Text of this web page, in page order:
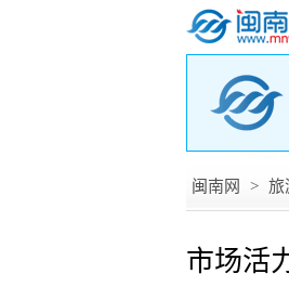
闽南网 > 旅
市场活